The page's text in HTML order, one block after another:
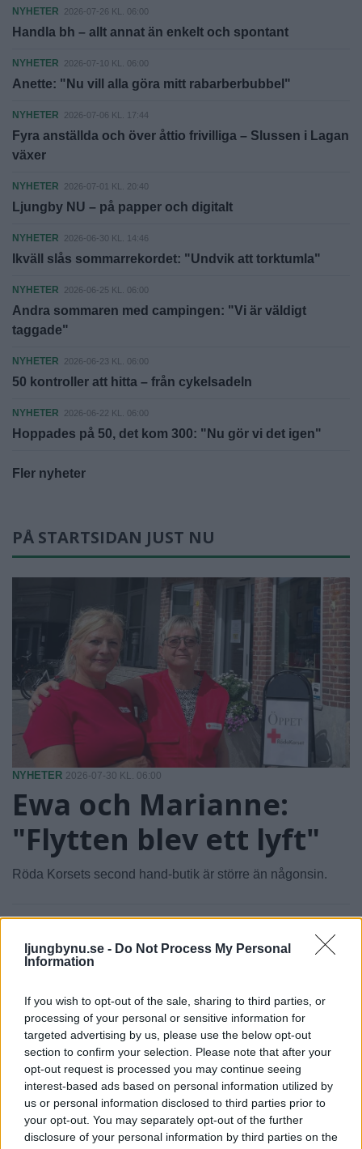
ljungbynu.se - Do Not Process My Personal
Information
If you wish to opt-out of the sale, sharing to third parties, or
processing of your personal or sensitive information for
targeted advertising by us, please use the below opt-out
section to confirm your selection. Please note that after your
opt-out request is processed you may continue seeing
interest-based ads based on personal information utilized by
us or personal information disclosed to third parties prior to
your opt-out. You may separately opt-out of the further
disclosure of your personal information by third parties on the
NYHETER 2026-07-26 KL. 06:00
Handla bh – allt annat än enkelt och spontant
NYHETER 2026-07-10 KL. 06:00
Anette: "Nu vill alla göra mitt rabarberbubbel"
NYHETER 2026-07-06 KL. 17:44
Fyra anställda och över åttio frivilliga – Slussen i Lagan
växer
NYHETER 2026-07-01 KL. 20:40
Ljungby NU – på papper och digitalt
NYHETER 2026-06-30 KL. 14:46
Ikväll slås sommarrekordet: "Undvik att torktumla"
NYHETER 2026-06-25 KL. 06:00
Andra sommaren med campingen: "Vi är väldigt
taggade"
NYHETER 2026-06-23 KL. 06:00
50 kontroller att hitta – från cykelsadeln
NYHETER 2026-06-22 KL. 06:00
Hoppades på 50, det kom 300: "Nu gör vi det igen"
Fler nyheter
PÅ STARTSIDAN JUST NU
NYHETER 2026-07-30 KL. 06:00
Ewa och Marianne:
"Flytten blev ett lyft"
Röda Korsets second hand-butik är större än någonsin.
NYHETER 2026-07-29 KL. 06:00
Horst – en
friidrottslegend
som vägrar sluta
Nu har tränaren Horst
Marchner fyllt 85 år: "Läget
NYHETER 2026-07-26 KL. 06:00
Handla bh – allt
annat än enkelt
och spontant
Tredje säsongen för Maria
med butiken på hemmaplan